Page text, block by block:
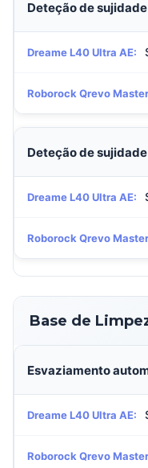
Deteção de
Dreame L40 Ultra AE:
Roborock Qrevo
Deteção de
Dreame L40 Ultra AE:
Roborock Qrevo
Base de
Esvaziamento
Dreame L40 Ultra AE:
Roborock Qrevo